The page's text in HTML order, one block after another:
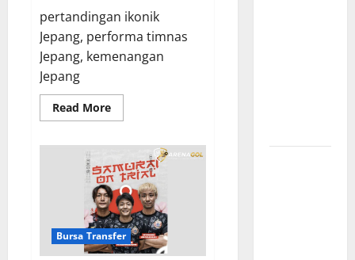
pertandingan ikonik
Jepang, performa timnas
Jepang, kemenangan
Jepang
Read MoreRead
more
Moriyasu,
Momen
Epik
Jepang
Kalahkan
Raksasa
Dunia,
Ingat
Lagi
Sensasi
Bursa Transfer